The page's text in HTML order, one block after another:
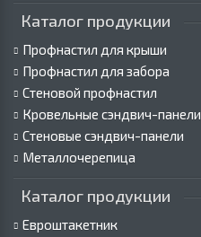
Каталог продукции
Профнастил для крыши
Профнастил для забора
Стеновой профнастил
Кровельные сэндвич-панели
Стеновые сэндвич-панели
Металлочерепица
Каталог продукции
Евроштакетник